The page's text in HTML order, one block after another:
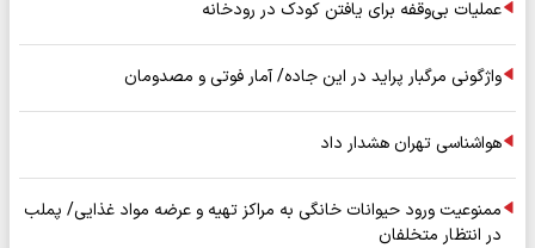
عملیات بی‌وقفه برای یافتن کودک در رودخانه
واژگونی مرگبار پراید در این جاده/ آمار فوتی و مصدومان
هواشناسی تهران هشدار داد
ممنوعیت ورود حیوانات خانگی به مراکز تهیه و عرضه مواد غذایی/ پملب
در انتظار متخلفان